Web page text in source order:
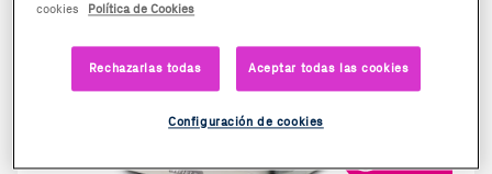
cookies
Política de Cookies
Rechazarlas todas Aceptar todas las cookies
Configuración de cookies